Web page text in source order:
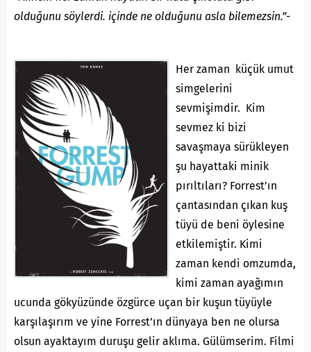
olduğunu söylerdi. içinde ne olduğunu asla bilemezsin.”-
Her zaman küçük umut
simgelerini
sevmişimdir. Kim
sevmez ki bizi
savaşmaya sürükleyen
şu hayattaki minik
pırıltıları? Forrest’ın
çantasından çıkan kuş
tüyü de beni öylesine
etkilemiştir. Kimi
zaman kendi omzumda,
kimi zaman ayağımın
ucunda gökyüzünde özgürce uçan bir kuşun tüyüyle
karşılaşırım ve yine Forrest’ın dünyaya ben ne olursa
olsun ayaktayım duruşu gelir aklıma. Gülümserim. Filmi